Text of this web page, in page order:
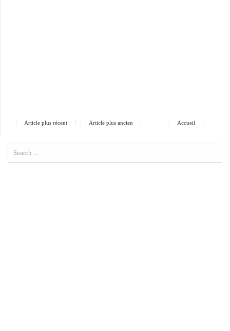
Article plus récent Article plus ancien Accueil